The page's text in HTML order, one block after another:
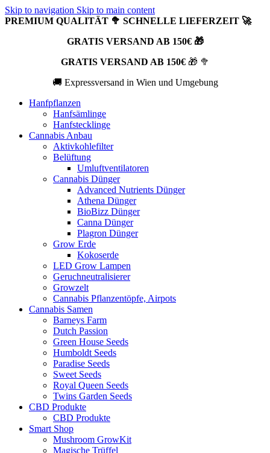
Skip to navigation Skip to main content
PREMIUM QUALITÄT 🥦 SCHNELLE LIEFERZEIT 🚀
GRATIS VERSAND AB 150€ 🎁
GRATIS VERSAND AB 150€🎁 🥦
🚚 Expressversand in Wien und Umgebung
Hanfpflanzen
Hanfsämlinge
Hanfstecklinge
Cannabis Anbau
Aktivkohlefilter
Belüftung
Umluftventilatoren
Cannabis Dünger
Advanced Nutrients Dünger
Athena Dünger
BioBizz Dünger
Canna Dünger
Plagron Dünger
Grow Erde
Kokoserde
LED Grow Lampen
Geruchneutralisierer
Growzelt
Cannabis Pflanzentöpfe, Airpots
Cannabis Samen
Barneys Farm
Dutch Passion
Green House Seeds
Humboldt Seeds
Paradise Seeds
Sweet Seeds
Royal Queen Seeds
Twins Garden Seeds
CBD Produkte
CBD Produkte
Smart Shop
Mushroom GrowKit
Magische Trüffel